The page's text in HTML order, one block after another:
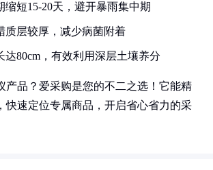
缩短15-20天，避开暴雨集中期
质层较厚，减少病菌附着
达80cm，有效利用深层土壤养分
产品？爱采购是您的不二之选！它能精
快速定位专属商品，开启省心省力的采